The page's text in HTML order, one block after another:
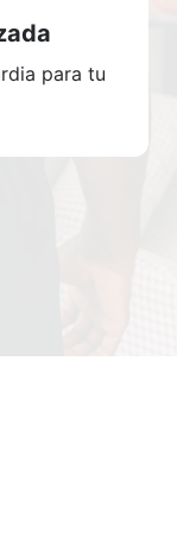
para tu